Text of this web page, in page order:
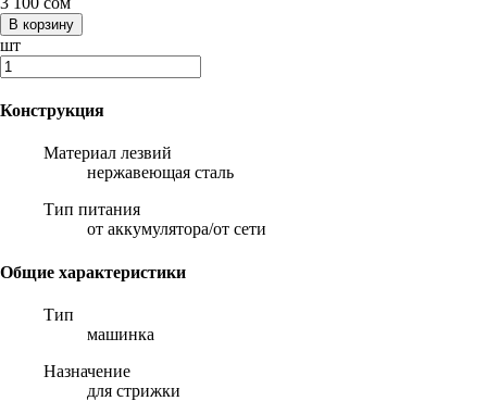
шт
Конструкция
Материал лезвий
нержавеющая сталь
Тип питания
от аккумулятора/от сети
Общие характеристики
Тип
машинка
Назначение
для стрижки